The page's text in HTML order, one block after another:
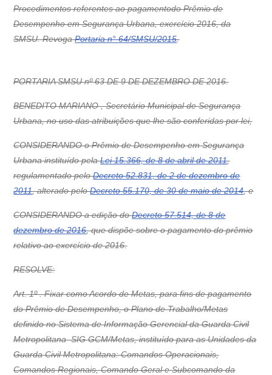
Procedimentos referentes ao pagamentodo Prêmio de
Desempenho em Segurança Urbana, exercício 2016, da
SMSU. RevogaPortaria n° 64/SMSU/2015.
PORTARIA SMSU nº 63 DE 9 DE DEZEMBRO DE 2016.
BENEDITO MARIANO , Secretário Municipal de Segurança
Urbana, no uso das atribuições que lhe são conferidas por lei,
CONSIDERANDO o Prêmio de Desempenho em Segurança
Urbana instituído pelaLei 15.366, de 8 de abril de 2011,
regulamentado peloDecreto 52.831, de 2 de dezembro de
2011, alterado peloDecreto 55.170, de 30 de maio de 2014, e
CONSIDERANDO a edição doDecreto 57.514, de 8 de
dezembro de 2016, que dispõe sobre o pagamento do prêmio
relativo ao exercício de 2016.
RESOLVE:
Art. 1º . Fixar como Acordo de Metas, para fins de pagamento
do Prêmio de Desempenho, o Plano de Trabalho/Metas
definido no Sistema de Informação Gerencial da Guarda Civil
Metropolitana  SIG GCM/Metas, instituído para as Unidades da
Guarda Civil Metropolitana: Comandos Operacionais,
Comandos Regionais, Comando Geral e Subcomando da